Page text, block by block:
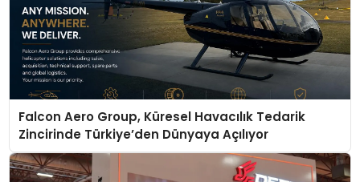
Falcon Aero Group, Küresel Havacılık Tedarik
Zincirinde Türkiye’den Dünyaya Açılıyor